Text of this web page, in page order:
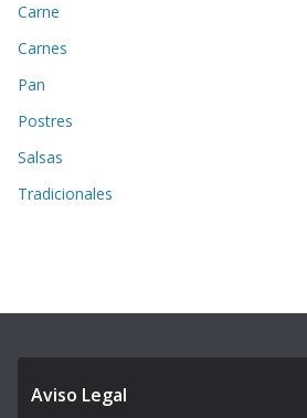
Carne
Carnes
Pan
Postres
Salsas
Tradicionales
Aviso Legal